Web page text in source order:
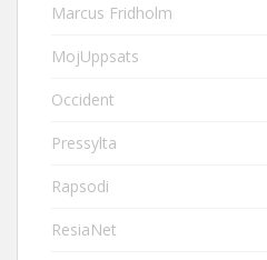
Marcus Fridholm
MojUppsats
Occident
Pressylta
Rapsodi
ResiaNet